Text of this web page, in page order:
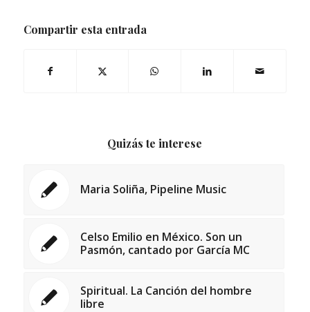
Compartir esta entrada
Quizás te interese
Maria Soliña, Pipeline Music
Celso Emilio en México. Son un
Pasmón, cantado por García MC
Spiritual. La Canción del hombre
libre